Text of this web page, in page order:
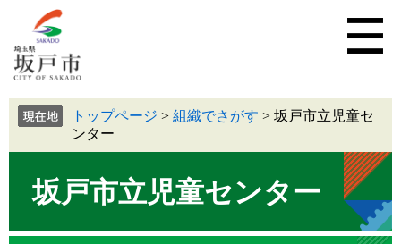
トップページ > 組織でさがす > 坂戸市立児童セ
ンター
坂戸市立児童センター